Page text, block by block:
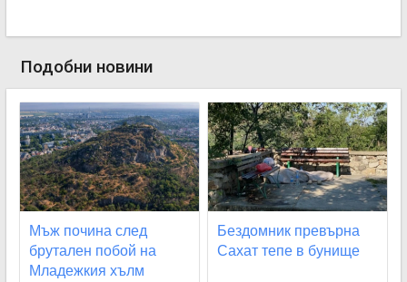
Подобни новини
Мъж почина след
брутален побой на
Младежкия хълм
Бездомник превърна
Сахат тепе в бунище